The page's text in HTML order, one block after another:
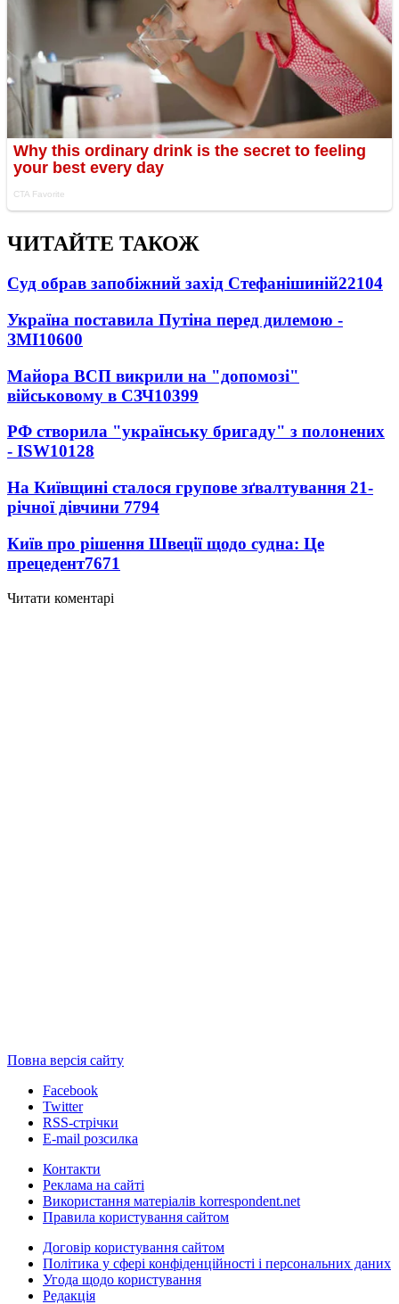
ЧИТАЙТЕ ТАКОЖ
Суд обрав запобіжний захід Стефанішиній22104
Україна поставила Путіна перед дилемою -
ЗМІ10600
Майора ВСП викрили на "допомозі"
військовому в СЗЧ10399
РФ створила "українську бригаду" з полонених
- ISW10128
На Київщині сталося групове зґвалтування 21-
річної дівчини 7794
Київ про рішення Швеції щодо судна: Це
прецедент7671
Читати коментарі
Повна версія сайту
Facebook
Twitter
RSS-стрічки
E-mail розсилка
Контакти
Реклама на сайті
Використання матеріалів korrespondent.net
Правила користування сайтом
Договір користування сайтом
Політика у сфері конфіденційності і персональних даних
Угода щодо користування
Редакція